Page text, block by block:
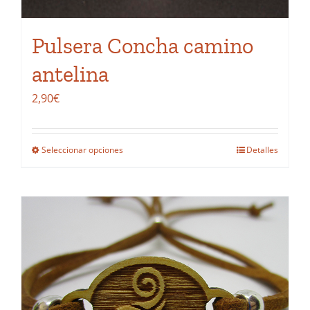
producto
Pulsera Concha camino
antelina
2,90€
Seleccionar opcionesEste
múltiples
variantes.
Las
opciones
se
Detalles